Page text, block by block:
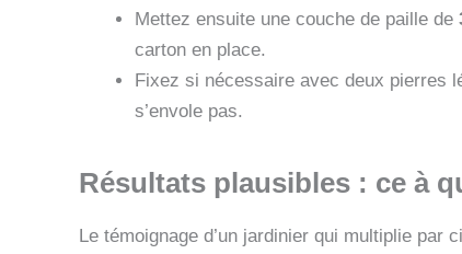
Mettez ensuite une couche de paille de
carton en place.
Fixez si nécessaire avec deux pierres
s’envole pas.
Résultats plausibles : ce à
Le témoignage d’un jardinier qui multiplie